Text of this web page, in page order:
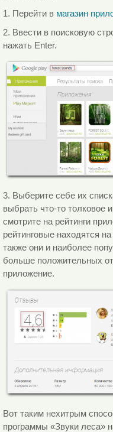
1. Перейти в магазин
2. Ввести в поисковую
нажать Enter.
3. Выберите себе их
выбрать что-то толковое
смотрите на рейтинги
рейтинговые находятся
также они и наиболее
больше положительных
приложение.
Вот таким нехитрым
программы «Звуки леса»